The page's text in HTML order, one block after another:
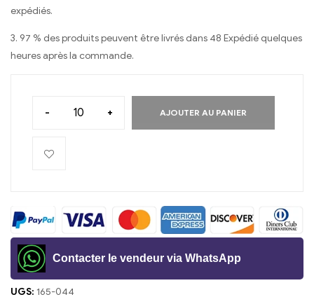
expédiés.
3. 97 % des produits peuvent être livrés dans 48 Expédié quelques
heures après la commande.
- + AJOUTER AU PANIER
Contacter le vendeur via WhatsApp
UGS: 165-044